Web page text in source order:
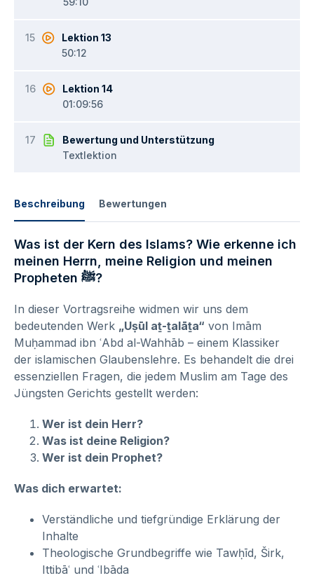
Beschreibung Bewertungen
Was ist der Kern des Islams? Wie erkenne ich
meinen Herrn, meine Religion und meinen
Propheten ﷺ?
In dieser Vortragsreihe widmen wir uns dem
bedeutenden Werk „Uṣūl aṯ-ṯalāṯa“ von Imām
Muḥammad ibn ʿAbd al-Wahhāb – einem Klassiker
der islamischen Glaubenslehre. Es behandelt die drei
essenziellen Fragen, die jedem Muslim am Tage des
Jüngsten Gerichts gestellt werden:
Wer ist dein Herr?
Was ist deine Religion?
Wer ist dein Prophet?
Was dich erwartet:
Verständliche und tiefgründige Erklärung der
Inhalte
Theologische Grundbegriffe wie Tawḥīd, Širk,
Ittibāʿ und ʿIbāda
15
Lektion 13
50:12
16
Lektion 14
01:09:56
17
Bewertung und Unterstützung
Textlektion